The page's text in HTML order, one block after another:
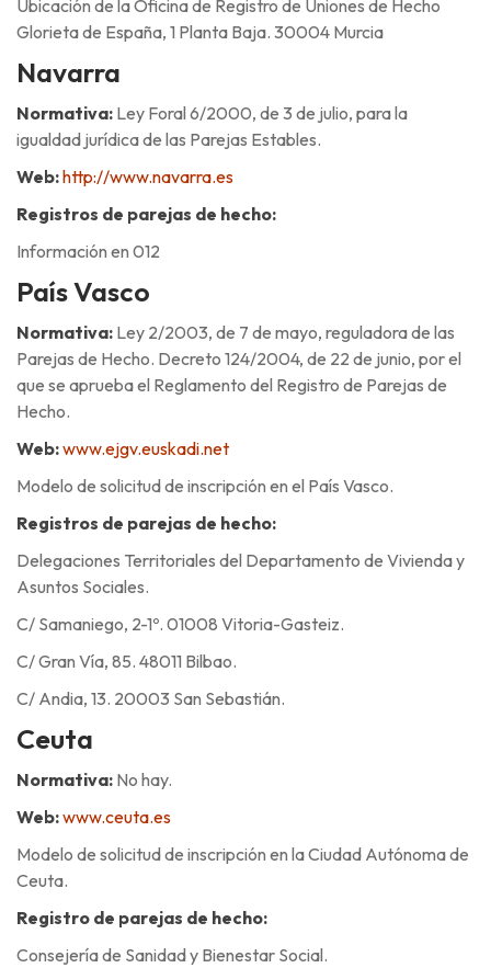
Ubicación de la Oficina de Registro de Uniones de Hecho
Glorieta de España, 1 Planta Baja. 30004 Murcia
Navarra
Normativa: Ley Foral 6/2000, de 3 de julio, para la
igualdad jurídica de las Parejas Estables.
Web:http://www.navarra.es
Registros de parejas de hecho:
Información en 012
País Vasco
Normativa: Ley 2/2003, de 7 de mayo, reguladora de las
Parejas de Hecho. Decreto 124/2004, de 22 de junio, por el
que se aprueba el Reglamento del Registro de Parejas de
Hecho.
Web:www.ejgv.euskadi.net
Modelo de solicitud de inscripción en el País Vasco.
Registros de parejas de hecho:
Delegaciones Territoriales del Departamento de Vivienda y
Asuntos Sociales.
C/ Samaniego, 2-1º. 01008 Vitoria-Gasteiz.
C/ Gran Vía, 85. 48011 Bilbao.
C/ Andia, 13. 20003 San Sebastián.
Ceuta
Normativa: No hay.
Web:www.ceuta.es
Modelo de solicitud de inscripción en la Ciudad Autónoma de
Ceuta.
Registro de parejas de hecho:
Consejería de Sanidad y Bienestar Social.